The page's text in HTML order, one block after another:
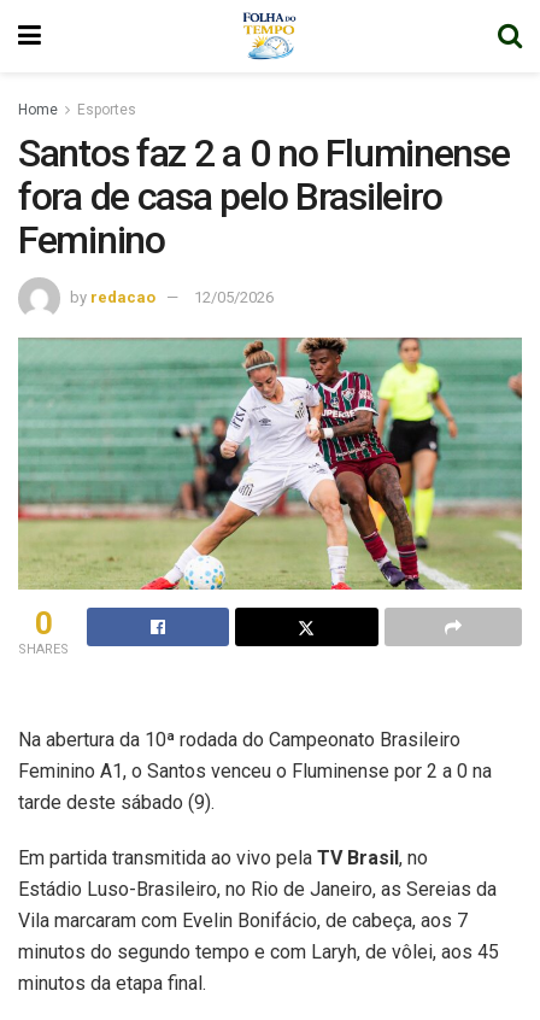
Home Esportes
Santos faz 2 a 0 no Fluminense
fora de casa pelo Brasileiro
Feminino
by redacao 12/05/2026
0
SHARES
Na abertura da 10ª rodada do Campeonato Brasileiro
Feminino A1, o Santos venceu o Fluminense por 2 a 0 na
tarde deste sábado (9).
Em partida transmitida ao vivo pela TV Brasil, no
Estádio Luso-Brasileiro, no Rio de Janeiro, as Sereias da
Vila marcaram com Evelin Bonifácio, de cabeça, aos 7
minutos do segundo tempo e com Laryh, de vôlei, aos 45
minutos da etapa final.